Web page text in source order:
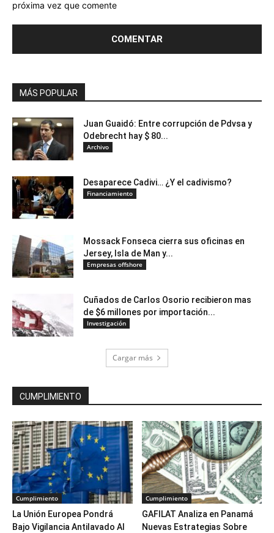
próxima vez que comente
MÁS POPULAR
Juan Guaidó: Entre corrupción de Pdvsa y
Odebrecht hay $ 80...
Archivo
Desaparece Cadivi… ¿Y el cadivismo?
Financiamiento
Mossack Fonseca cierra sus oficinas en
Jersey, Isla de Man y...
Empresas offshore
Cuñados de Carlos Osorio recibieron mas
de $6 millones por importación...
Investigación
Cargar más
CUMPLIMIENTO
Cumplimiento
La Unión Europea Pondrá
Bajo Vigilancia Antilavado Al
Cumplimiento
GAFILAT Analiza en Panamá
Nuevas Estrategias Sobre